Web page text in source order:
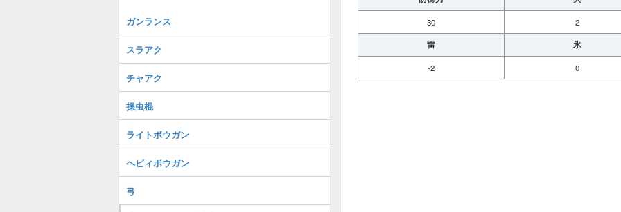
30 2
雷 氷
-2 0
ガンランス
スラアク
チャアク
操虫棍
ライトボウガン
ヘビィボウガン
弓